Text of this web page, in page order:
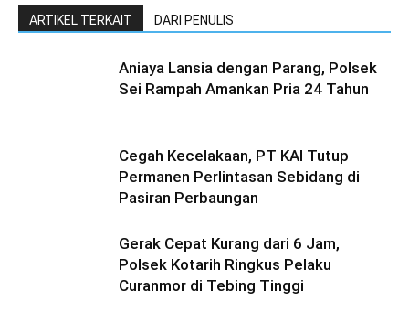
ARTIKEL TERKAIT DARI PENULIS
Aniaya Lansia dengan Parang, Polsek
Sei Rampah Amankan Pria 24 Tahun
Cegah Kecelakaan, PT KAI Tutup
Permanen Perlintasan Sebidang di
Pasiran Perbaungan
Gerak Cepat Kurang dari 6 Jam,
Polsek Kotarih Ringkus Pelaku
Curanmor di Tebing Tinggi